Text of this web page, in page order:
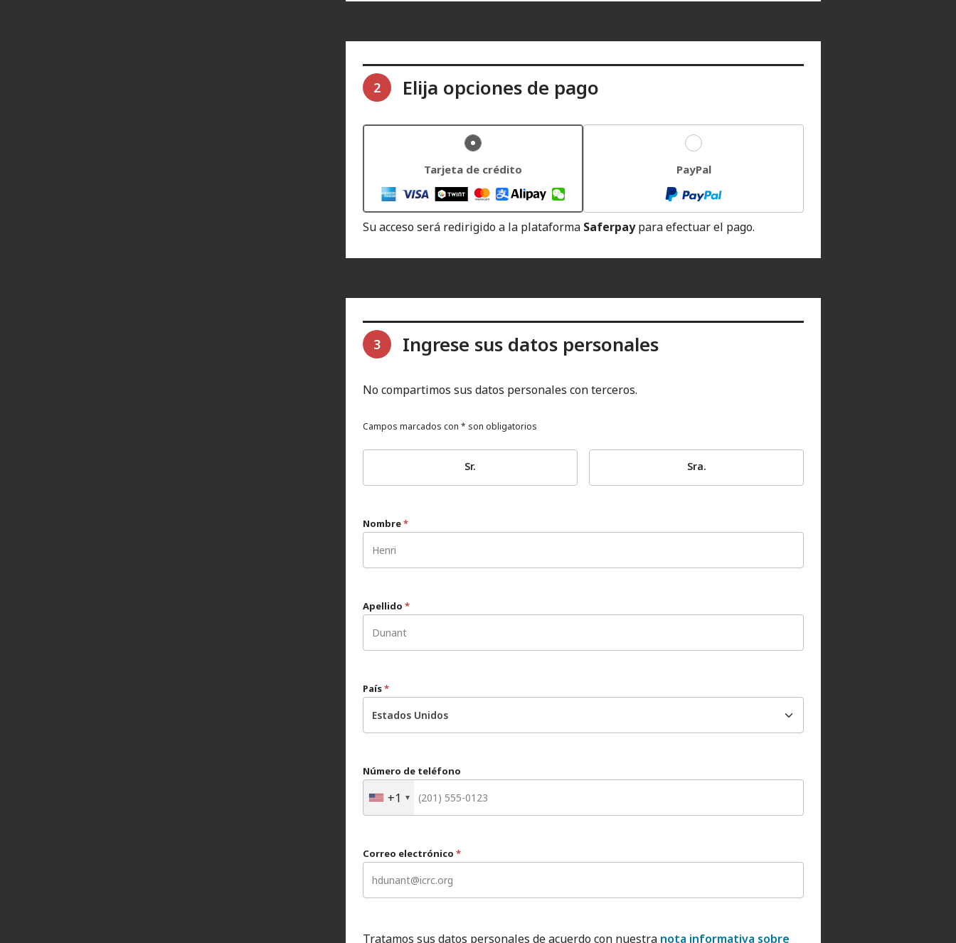
2 Elija opciones de pago
Tarjeta de crédito PayPal
Su acceso será redirigido a la plataforma Saferpaypara efectuar el pago.
3 Ingrese sus datos personales
No compartimos sus datos personales con terceros.
Campos marcados con * son obligatorios
Sr. Sra.
Nombre*
Apellido *
País*
Estados Unidos
Número de teléfono
+1
Correo electrónico *
Tratamos sus datos personales de acuerdo con nuestra nota informativa sobre